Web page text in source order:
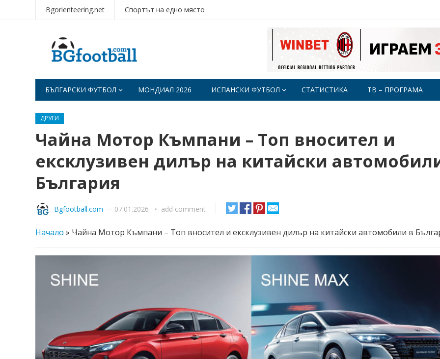
Bgorienteering.net Спортът на едно място
БЪЛГАРСКИ ФУТБОЛ МОНДИАЛ 2026 ИСПАНСКИ ФУТБОЛ СТАТИСТИКА ТВ – ПРОГРАМА
ДРУГИ
Чайна Мотор Къмпани – Топ вносител и
ексклузивен дилър на китайски
България
Bgfootball.com — 07.01.2026 add comment
Начало » Чайна Мотор Къмпани – Топ вносител и ексклузивен дилър на китайски автомобили в